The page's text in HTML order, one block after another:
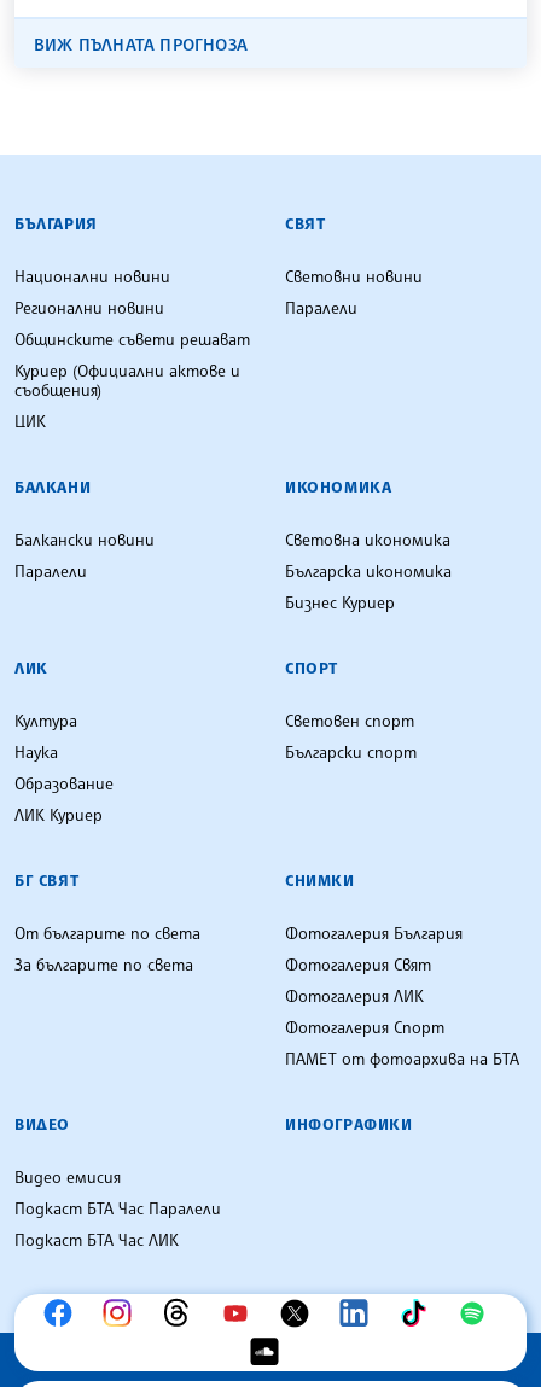
ВИЖ ПЪЛНАТА ПРОГНОЗА
БЪЛГАРСКА ТЕЛЕГРАФНА АГЕНЦИЯ
БЪЛГАРИЯ
Национални новини
Регионални новини
Общинските съвети решават
Куриер (Официални актове и
съобщения)
ЦИК
СВЯТ
Световни новини
Паралели
БАЛКАНИ
Балкански новини
Паралели
ИКОНОМИКА
Световна икономика
Българска икономика
Бизнес Куриер
ЛИК
Култура
Наука
Образование
ЛИК Куриер
СПОРТ
Световен спорт
Български спорт
БГ СВЯТ
От българите по света
За българите по света
СНИМКИ
Фотогалерия България
Фотогалерия Свят
Фотогалерия ЛИК
Фотогалерия Спорт
ПАМЕТ от фотоархива на БТА
ВИДЕО
Видео емисия
Подкаст БТА Час Паралели
Подкаст БТА Час ЛИК
ИНФОГРАФИКИ